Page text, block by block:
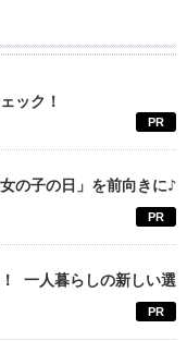
ック！
PR
の子の日」を前向きに♪
PR
一人暮らしの新しい選
PR